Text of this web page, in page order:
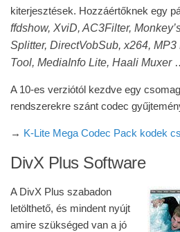
kiterjesztések. Hozzáértőknek egy
ffdshow, XviD, AC3Filter,
Splitter, DirectVobSub, x264,
Tool, MediaInfo Lite, Haali Muxer
A 10-es verziótól kezdve egy
rendszerekre szánt codec
→ K-Lite Mega Codec Pack kodek
DivX Plus Software
A DivX Plus szabadon
letölthető, és mindent nyújt
amire szükséged van a jó